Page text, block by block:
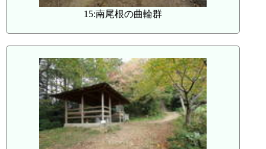
15:南尾根の曲輪群